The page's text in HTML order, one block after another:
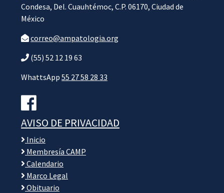
Condesa, Del. Cuauhtémoc, C.P. 06170, Ciudad de
México
correo@ampatologia.org
(55) 52 12 19 63
WhattsApp 55 27 58 28 33
AVISO DE PRIVACIDAD
Inicio
Membresía CAMP
Calendario
Marco Legal
Obituario